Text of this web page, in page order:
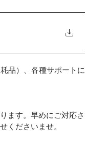
品）、各種サポートに
ます。早めにご対応さ
くださいませ。